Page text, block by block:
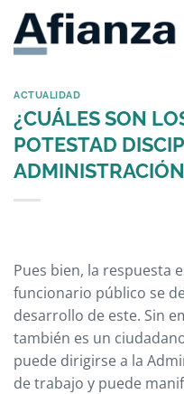
Saltar
contenido
ACTUALIDAD
¿CUÁLES SON
POTESTAD
Pues bien, la respuesta
funcionario público se
desarrollo de este. Sin
también es un
puede dirigirse a la
de trabajo y puede